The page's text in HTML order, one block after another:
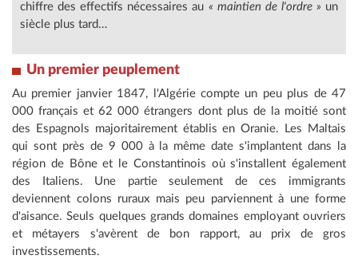
chiffre des effectifs nécessaires au « maintien de l'ordre » un
siècle plus tard…
Un premier peuplement
Au premier janvier 1847, l'Algérie compte un peu plus de 47
000 français et 62 000 étrangers dont plus de la moitié sont
des Espagnols majoritairement établis en Oranie. Les Maltais
qui sont près de 9 000 à la même date s'implantent dans la
région de Bône et le Constantinois où s'installent également
des Italiens. Une partie seulement de ces immigrants
deviennent colons ruraux mais peu parviennent à une forme
d'aisance. Seuls quelques grands domaines employant ouvriers
et métayers s'avèrent de bon rapport, au prix de gros
investissements.